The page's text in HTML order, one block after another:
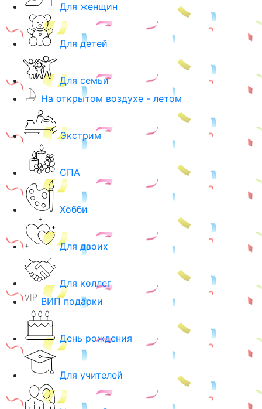
Для женщин
Для детей
Для семьи
На открытом воздухе - летом
Экстрим
СПА
Хобби
Для двоих
Для коллег
ВИП подарки
День рождения
Для учителей